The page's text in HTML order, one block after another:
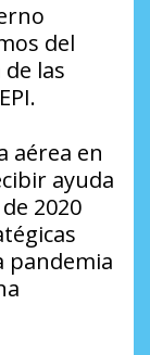
del
las
aérea en
ayuda
2020
pandemia